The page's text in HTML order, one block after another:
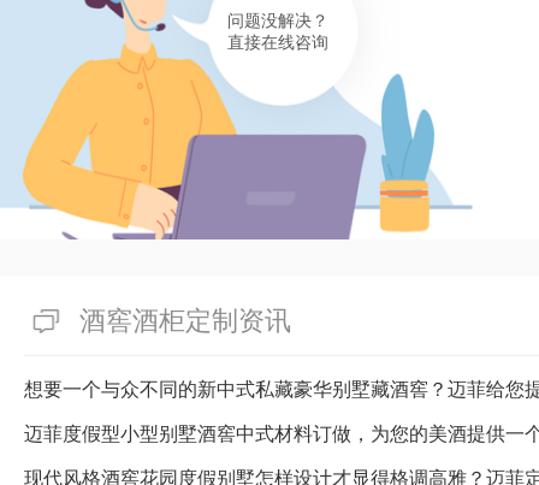
问题没解决？
直接在线咨询
酒窖酒柜定制资讯
想要一个与众不同的新中式私藏豪华别墅藏酒窖？迈菲给您
迈菲度假型小型别墅酒窖中式材料订做，为您的美酒提供一